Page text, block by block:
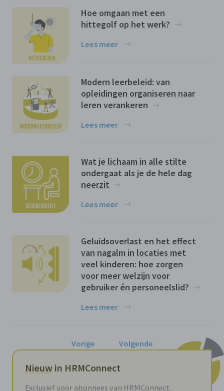
Hoe omgaan met een
hittegolf op het werk?
Lees meer
Modern leerbeleid: van
opleidingen organiseren naar
leren verankeren
Lees meer
Wat je lichaam in alle stilte
ondergaat als je de hele dag
neerzit
Lees meer
Geluidsoverlast en het effect
van nagalm in locaties met
veel kinderen: hoe zorgen
voor meer welzijn voor
gebruiker én personeelslid?
Lees meer
Vorige Volgende
Nieuw in HRMConnect
Exclusief voor abonnees van HRMConnect.